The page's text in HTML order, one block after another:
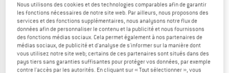
Veste en laine
189,95 €à partir de 123,47 €
4,9(27)
Gilet en laine
159,95 €à partir de 111,97 €
4,9(27)
Nous utilisons des cookies et des technologies comparables afin de garantir
les fonctions nécessaires de notre site web. Par ailleurs, nous proposons des
services et des fonctions supplémentaires, nous analysons notre flux de
données afin de personnaliser le contenu et la publicité et nous fournissons
des fonctions médias sociaux. Cela permet également à nos partenaires de
médias sociaux, de publicité et d'analyse de s'informer sur la manière dont
vous utilisez notre site web; certains de ces partenaires sont situés dans des
pays tiers sans garanties suffisantes pour protéger vos données, par exemple
contre l'accès par les autorités. En cliquant sur « Tout sélectionner », vous